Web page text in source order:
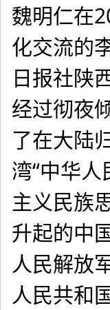
魏明仁在
化交流的
日报社陕
经过彻夜
了在大陆
湾“中华
主义民族
升起的中
人民解放
人民共和